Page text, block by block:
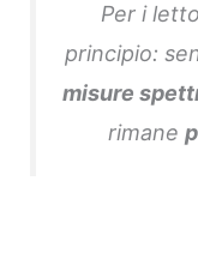
Per i
principio:
misure
rimane